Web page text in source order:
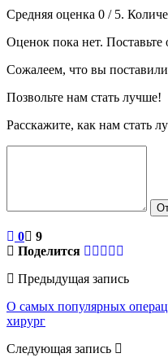
Средняя оценка 0 / 5.
Оценок пока нет.
Сожалеем, что вы
Позвольте нам стать лучше!
Расскажите, как нам стать
0
9
Поделится
Предыдущая запись
О самых популярных
хирург
Следующая запись